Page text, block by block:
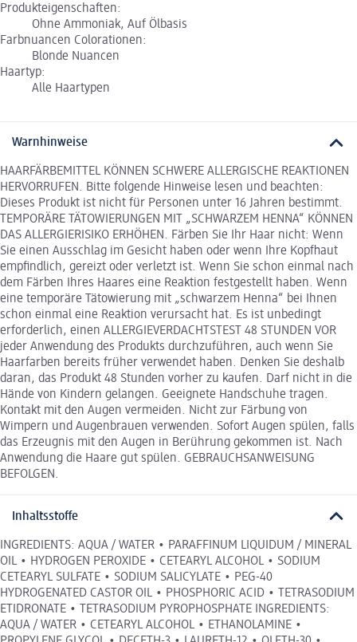
Produkteigenschaften:
Ohne Ammoniak, Auf Ölbasis
Farbnuancen Colorationen:
Blonde Nuancen
Haartyp:
Alle Haartypen
Warnhinweise
HAARFÄRBEMITTEL KÖNNEN SCHWERE ALLERGISCHE REAKTIONEN
HERVORRUFEN. Bitte folgende Hinweise lesen und beachten:
Dieses Produkt ist nicht für Personen unter 16 Jahren bestimmt.
TEMPORÄRE TÄTOWIERUNGEN MIT „SCHWARZEM HENNA“ KÖNNEN
DAS ALLERGIERISIKO ERHÖHEN. Färben Sie Ihr Haar nicht: Wenn
Sie einen Ausschlag im Gesicht haben oder wenn Ihre Kopfhaut
empfindlich, gereizt oder verletzt ist. Wenn Sie schon einmal nach
dem Färben Ihres Haares eine Reaktion festgestellt haben. Wenn
eine temporäre Tätowierung mit „schwarzem Henna“ bei Ihnen
schon einmal eine Reaktion verursacht hat. Es ist unbedingt
erforderlich, einen ALLERGIEVERDACHTSTEST 48 STUNDEN VOR
jeder Anwendung des Produkts durchzuführen, auch wenn Sie
Haarfarben bereits früher verwendet haben. Denken Sie deshalb
daran, das Produkt 48 Stunden vorher zu kaufen. Darf nicht in die
Hände von Kindern gelangen. Geeignete Handschuhe tragen.
Kontakt mit den Augen vermeiden. Nicht zur Färbung von
Wimpern und Augenbrauen verwenden. Sofort Augen spülen, falls
das Erzeugnis mit den Augen in Berührung gekommen ist. Nach
Anwendung die Haare gut spülen. GEBRAUCHSANWEISUNG
BEFOLGEN.
Inhaltsstoffe
INGREDIENTS: AQUA / WATER • PARAFFINUM LIQUIDUM / MINERAL
OIL • HYDROGEN PEROXIDE • CETEARYL ALCOHOL • SODIUM
CETEARYL SULFATE • SODIUM SALICYLATE • PEG-40
HYDROGENATED CASTOR OIL • PHOSPHORIC ACID • TETRASODIUM
ETIDRONATE • TETRASODIUM PYROPHOSPHATE INGREDIENTS:
AQUA / WATER • CETEARYL ALCOHOL • ETHANOLAMINE •